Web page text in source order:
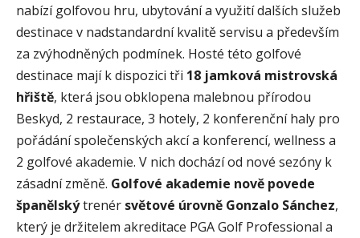
nabízí golfovou hru, ubytování a využití dalších služeb
destinace v nadstandardní kvalitě servisu a především
za zvýhodněných podmínek. Hosté této golfové
destinace mají k dispozici tři 18 jamková mistrovská
hřiště, která jsou obklopena malebnou přírodou
Beskyd, 2 restaurace, 3 hotely, 2 konferenční haly pro
pořádání společenských akcí a konferencí, wellness a
2 golfové akademie. V nich dochází od nové sezóny k
zásadní změně. Golfové akademie nově povede
španělskýtrenér světové úrovně Gonzalo Sánchez,
který je držitelem akreditace PGA Golf Professional a